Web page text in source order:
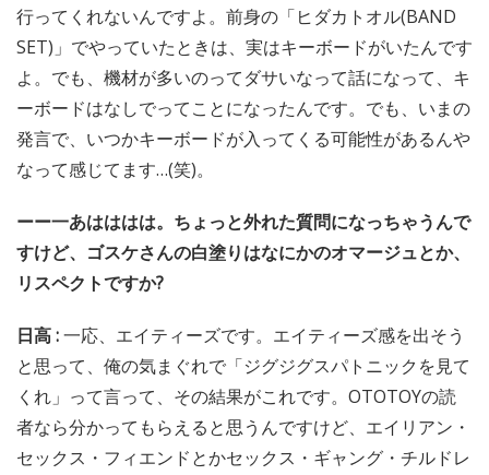
行ってくれないんですよ。前身の「ヒダカトオル(BAND
SET)」でやっていたときは、実はキーボードがいたんです
よ。でも、機材が多いのってダサいなって話になって、キ
ーボードはなしでってことになったんです。でも、いまの
発言で、いつかキーボードが入ってくる可能性があるんや
なって感じてます…(笑)。
ーー一あはははは。ちょっと外れた質問になっちゃうんで
すけど、ゴスケさんの白塗りはなにかのオマージュとか、
リスペクトですか?
日高 :一応、エイティーズです。エイティーズ感を出そう
と思って、俺の気まぐれで「ジグジグスパトニックを見て
くれ」って言って、その結果がこれです。OTOTOYの読
者なら分かってもらえると思うんですけど、エイリアン・
セックス・フィエンドとかセックス・ギャング・チルドレ